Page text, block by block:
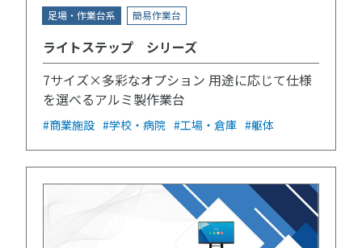
足場・作業台系 簡易作業台
ライトステップ シリーズ
7サイズ×多彩なオプション 用途に応じて仕様
を選べるアルミ製作業台
#商業施設 #学校・病院 #工場・倉庫 #躯体